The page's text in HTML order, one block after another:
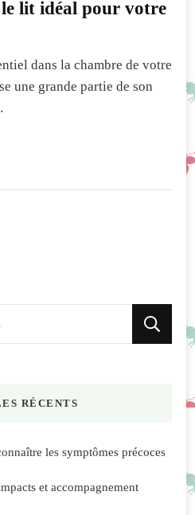
lit idéal pour votre
dans la chambre de votre
une grande partie de son
RÉCENTS
les symptômes précoces
et accompagnement